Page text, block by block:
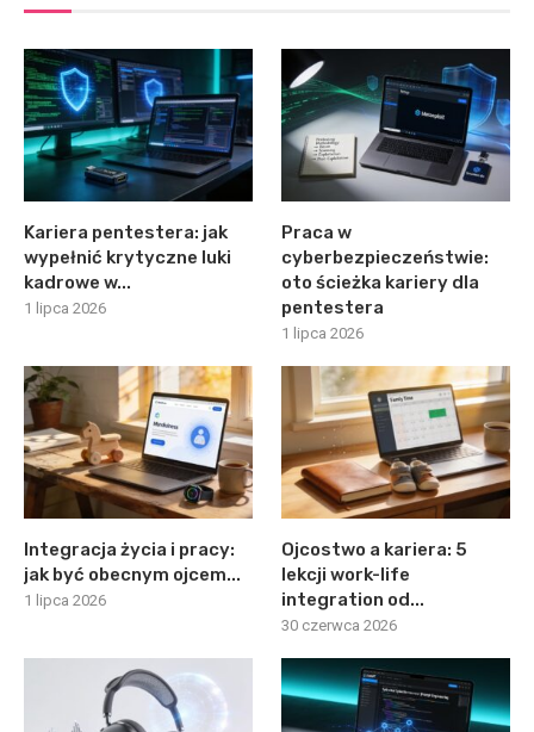
Kariera pentestera: jak
wypełnić krytyczne luki
kadrowe w...
1 lipca 2026
Praca w
cyberbezpieczeństwie:
oto ścieżka kariery dla
pentestera
1 lipca 2026
Integracja życia i pracy:
jak być obecnym ojcem...
1 lipca 2026
Ojcostwo a kariera: 5
lekcji work-life
integration od...
30 czerwca 2026